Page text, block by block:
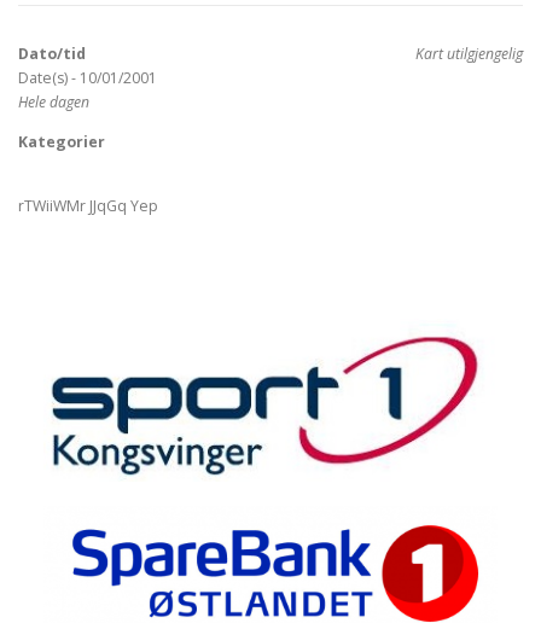
OM GRANLI INFO
Kart utilgjengelig
Dato/tid
Date(s) - 10/01/2001
Hele dagen
Kategorier
rTWiiWMr JJqGq Yep